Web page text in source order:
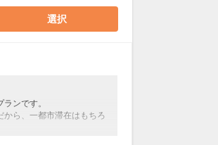
は、下記施設使用料を別途
せください。
選択
ンです。
から、一都市滞在はもちろ